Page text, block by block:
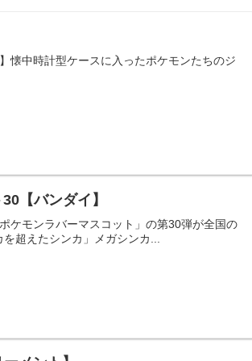
中時計型ケースに入ったポケモンたちのジ
【バンダイ】
モンラバーマスコット」の第30弾が全国の
超えたシンカ」メガシンカ...